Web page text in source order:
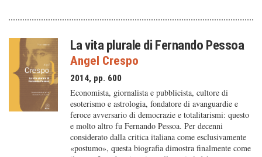
La vita plurale di Fernando Pessoa
Angel Crespo
2014, pp. 600
Economista, giornalista e pubblicista, cultore di
esoterismo e astrologia, fondatore di avanguardie e
feroce avversario di democrazie e totalitarismi: questo
e molto altro fu Fernando Pessoa. Per decenni
considerato dalla critica italiana come esclusivamente
«postumo», questa biografia dimostra finalmente come